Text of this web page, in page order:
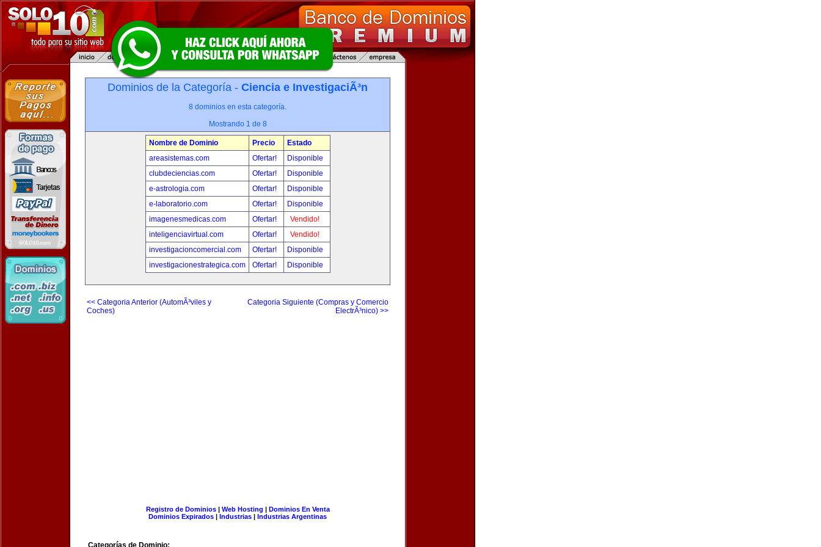
Dominios de la Categoría - Ciencia e InvestigaciÃ³n
8 dominios en esta categoría.
Mostrando 1 de 8
Nombre de Dominio Precio
Estado
areasistemas.com
Ofertar!
Disponible
clubdeciencias.com
Ofertar!
Disponible
e-astrologia.com
Ofertar!
Disponible
e-laboratorio.com
Ofertar!
Disponible
imagenesmedicas.com
Ofertar!
Vendido!
inteligenciavirtual.com
Ofertar!
Vendido!
investigacioncomercial.com
Ofertar!
Disponible
investigacionestrategica.com
Ofertar! Disponible
<< Categoria Anterior (AutomÃ³viles y
Coches)
Categoria Siguiente (Compras y Comercio
ElectrÃ³nico) >>
Registro de Dominios| Web Hosting | Dominios En Venta
Dominios Expirados | Industrias | Industrias Argentinas
Categorías de Dominio: